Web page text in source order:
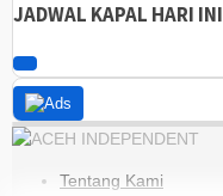
JADWAL KAPAL HARI INI
Tentang Kami